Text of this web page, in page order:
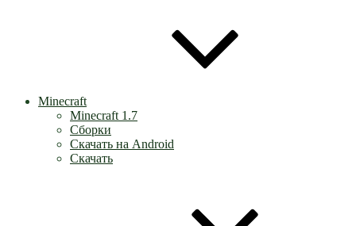
Minecraft
Minecraft 1.7
Сборки
Скачать на Android
Скачать